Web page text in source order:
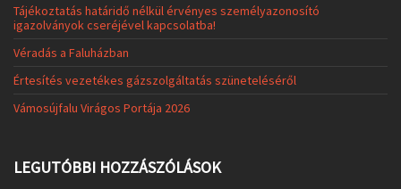
Tájékoztatás határidő nélkül érvényes személyazonosító
igazolványok cseréjével kapcsolatba!
Véradás a Faluházban
Értesítés vezetékes gázszolgáltatás szüneteléséről
Vámosújfalu Virágos Portája 2026
LEGUTÓBBI HOZZÁSZÓLÁSOK